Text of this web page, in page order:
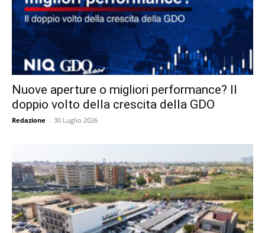
Nuove aperture o migliori performance? Il
doppio volto della crescita della GDO
Redazione - 30 Luglio 2026